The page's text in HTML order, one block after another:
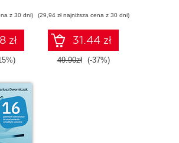
z 30 dni)
zł
(29,94 zł najniższa cena z 30 dni)
31.44 zł
49.90zł (-37%)